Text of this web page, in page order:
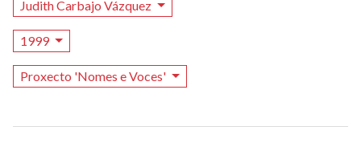
Judith Carbajo Vázquez
1999
Proxecto 'Nomes e Voces'